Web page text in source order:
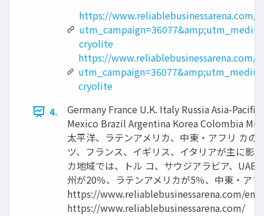
https://www.reliablebusinessarena.com/
cryolite
https://www.reliablebusinessarena.com/
cryolite
4.
Germany France U.K. Italy Russia Asia-
Mexico Brazil Argentina Korea Colombia
太平洋、ラテンアメリカ、中東・アフリ カ
ツ、フランス、イギリス、イタリアが主に影
カ地域では、トル コ、サウジアラビア、
州が20％、ラテンアメリカが5％、中東・ア
https://www.reliablebusinessarena.com/
https://www.reliablebusinessarena.com/